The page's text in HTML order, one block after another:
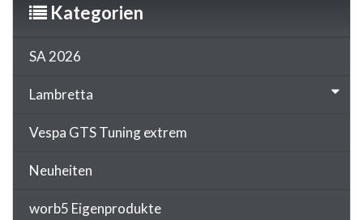
Kategorien
SA 2026
Lambretta
Vespa GTS Tuning extrem
Neuheiten
worb5 Eigenprodukte